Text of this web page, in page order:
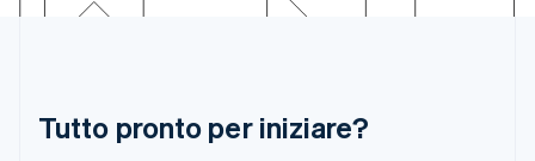
Tutto pronto per iniziare?
Italia
DeutschEnglish